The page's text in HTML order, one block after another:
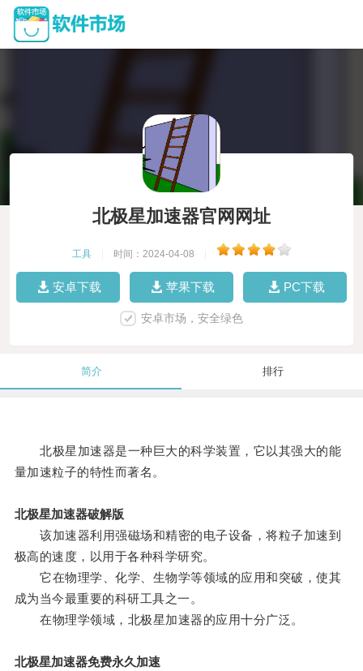
北极星加速器官网网址
工具 时间：2024-04-08
安卓下载 苹果下载 PC下载
安卓市场，安全绿色
简介 排行
北极星加速器是一种巨大的科学装置，它以其强大的能
量加速粒子的特性而著名。
北极星加速器破解版
该加速器利用强磁场和精密的电子设备，将粒子加速到
极高的速度，以用于各种科学研究。
它在物理学、化学、生物学等领域的应用和突破，使其
成为当今最重要的科研工具之一。
在物理学领域，北极星加速器的应用十分广泛。
北极星加速器免费永久加速